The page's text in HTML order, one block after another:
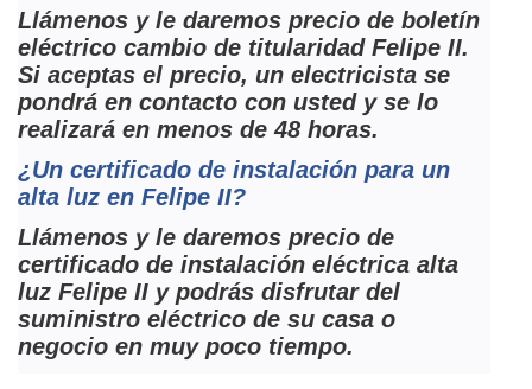
Llámenos y le daremos precio de boletín
eléctrico cambio de titularidad Felipe II.
Si aceptas el precio, un electricista se
pondrá en contacto con usted y se lo
realizará en menos de 48 horas.
¿Un certificado de instalación para un
alta luz en Felipe II?
Llámenos y le daremos precio de
certificado de instalación eléctrica alta
luz Felipe II y podrás disfrutar del
suministro eléctrico de su casa o
negocio en muy poco tiempo.